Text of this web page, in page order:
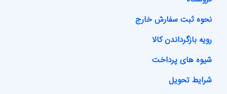
نحوه ثبت سفارش خارج
رویه بازگرداندن کالا
شیوه های پرداخت
شرایط تحویل